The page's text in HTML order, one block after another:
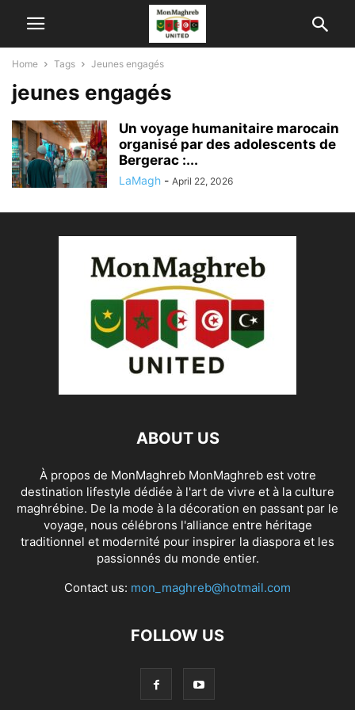
Home Tags Jeunes engagés
jeunes engagés
Un voyage humanitaire marocain
organisé par des adolescents de
Bergerac :...
LaMagh - April 22, 2026
ABOUT US
À propos de MonMaghreb MonMaghreb est votre
destination lifestyle dédiée à l'art de vivre et à la culture
maghrébine. De la mode à la décoration en passant par le
voyage, nous célébrons l'alliance entre héritage
traditionnel et modernité pour inspirer la diaspora et les
passionnés du monde entier.
Contact us: mon_maghreb@hotmail.com
FOLLOW US